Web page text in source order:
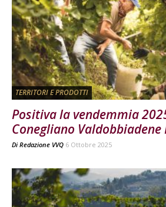
TERRITORI E PRODOTTI
Positiva la vendemmia
Conegliano Valdobbiadene
Di Redazione VVQ 6 Ottobre 2025